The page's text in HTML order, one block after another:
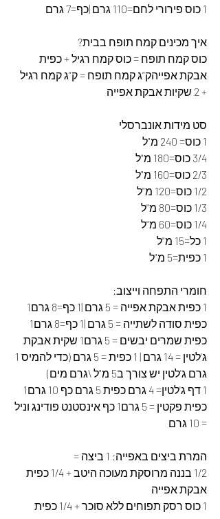
1 כוס פירורי לחם=110 גרם |כף=7 גרם
איך מכינים קמח תופח בבית?
כוס קמח תופח = כוס קמח רגיל + כפית
אבקת אפייהק”ג קמח תופח = ק”ג קמח רגיל
+ 2 שקיות אבקת אפייה
סט מידות אונברסלי
1 כוס= 240 מ"ל
3/4 כוס=180 מ"ל
2/3 כוס=160 מ"ל
1/2 כוס=120 מ"ל
1/3 כוס=80 מ"ל
1/4 כוס=60 מ"ל
1 כל=15 מ"ל
1 כפית=5 מ"ל
חומרי התפחה וייצוב:
כפית שמרים יבשים = 5 גרם1 שקית אבקת
גרם ג'לטין יש צורך ב5 מ"ל \גרם מים)
כפית פקטין = 5 גרם1 כף אינסטנט פודינג וניל
= 10 גרם
המרת ביצים באפייה: 1 ביצה =
1/2 בננה מרוסקת מעוכה היטב + 1/4 כפית
אבקת אפייה
1 כוס רסק תפוחים ללא סוכר + 1/4 כפית